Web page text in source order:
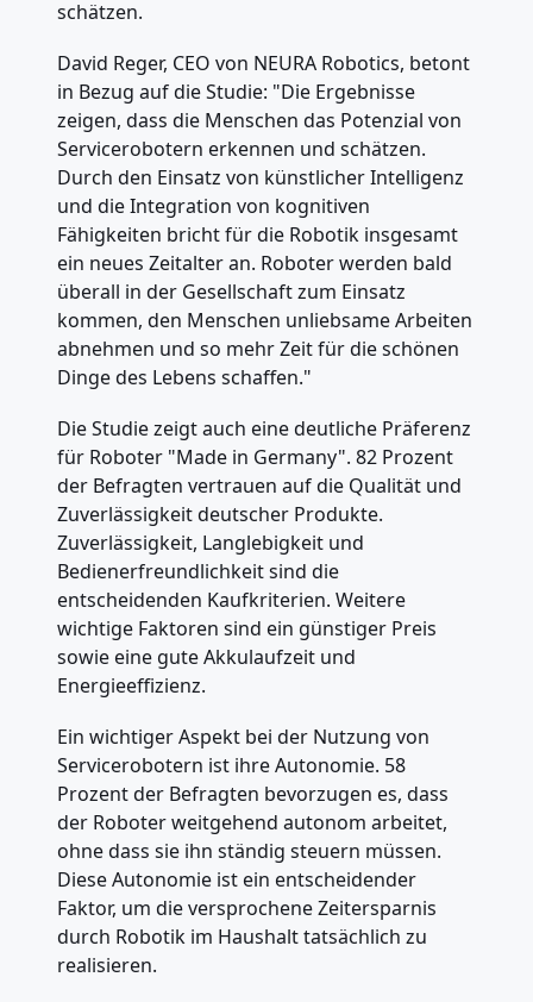
schätzen.
David Reger, CEO von NEURA Robotics, betont
in Bezug auf die Studie: "Die Ergebnisse
zeigen, dass die Menschen das Potenzial von
Servicerobotern erkennen und schätzen.
Durch den Einsatz von künstlicher Intelligenz
und die Integration von kognitiven
Fähigkeiten bricht für die Robotik insgesamt
ein neues Zeitalter an. Roboter werden bald
überall in der Gesellschaft zum Einsatz
kommen, den Menschen unliebsame Arbeiten
abnehmen und so mehr Zeit für die schönen
Dinge des Lebens schaffen."
Die Studie zeigt auch eine deutliche Präferenz
für Roboter "Made in Germany". 82 Prozent
der Befragten vertrauen auf die Qualität und
Zuverlässigkeit deutscher Produkte.
Zuverlässigkeit, Langlebigkeit und
Bedienerfreundlichkeit sind die
entscheidenden Kaufkriterien. Weitere
wichtige Faktoren sind ein günstiger Preis
sowie eine gute Akkulaufzeit und
Energieeffizienz.
Ein wichtiger Aspekt bei der Nutzung von
Servicerobotern ist ihre Autonomie. 58
Prozent der Befragten bevorzugen es, dass
der Roboter weitgehend autonom arbeitet,
ohne dass sie ihn ständig steuern müssen.
Diese Autonomie ist ein entscheidender
Faktor, um die versprochene Zeitersparnis
durch Robotik im Haushalt tatsächlich zu
realisieren.